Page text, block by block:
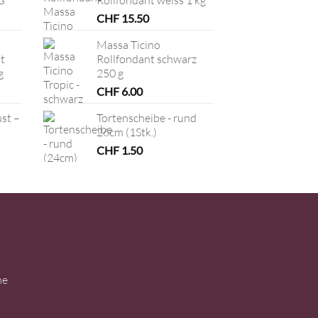
–
CHF15.50
Massa Ticino
Rollfondant schwarz
250 g
CHF6.00
Tortenscheibe - rund
26cm (1Stk.)
CHF1.50